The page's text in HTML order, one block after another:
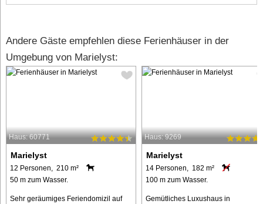
Andere Gäste empfehlen diese Ferienhäuser in der
Umgebung von Marielyst:
Haus: 60771
Marielyst
12 Personen, 210 m²
50 m zum Wasser.
Sehr geräumiges Feriendomizil auf
Haus: 9269
Marielyst
14 Personen, 182 m²
100 m zum Wasser.
Gemütliches Luxushaus in